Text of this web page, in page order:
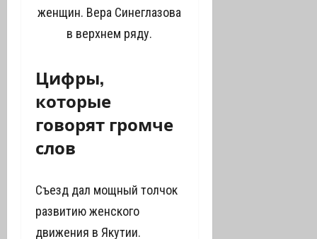
женщин. Вера Синеглазова
в верхнем ряду.
Цифры,
которые
говорят громче
слов
Съезд дал мощный толчок
развитию женского
движения в Якутии.